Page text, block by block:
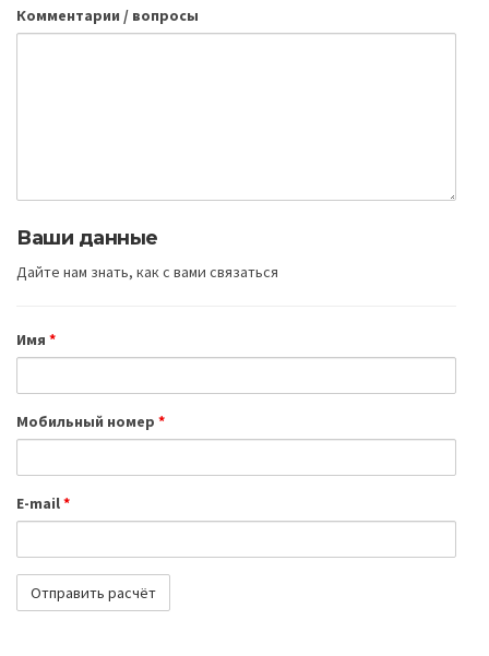
Комментарии / вопросы
Ваши данные
Дайте нам знать, как с вами связаться
Имя *
Мобильный номер *
E-mail*